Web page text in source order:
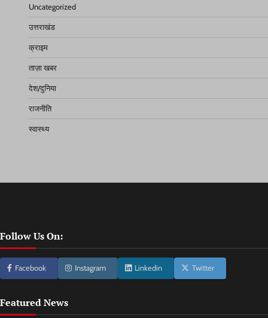
Uncategorized
उत्तराखंड
क्राइम
ताज़ा खबर
देश/दुनिया
राजनीति
स्वास्थ्य
Follow Us On:
Facebook Instagram Linkedin Twitter
Featured News